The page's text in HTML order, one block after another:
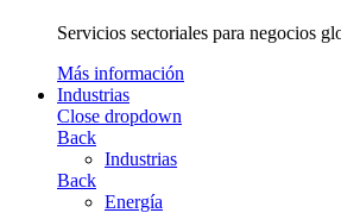
Servicios sectoriales para negocios
Más información
Industrias
Close dropdown
Back
Industrias
Back
Energía